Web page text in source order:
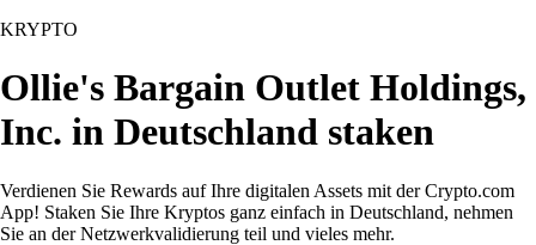
KRYPTO
Ollie's Bargain Outlet Holdings,
Inc. in Deutschland staken
Verdienen Sie Rewards auf Ihre digitalen Assets mit der Crypto.com
App! Staken Sie Ihre Kryptos ganz einfach in Deutschland, nehmen
Sie an der Netzwerkvalidierung teil und vieles mehr.